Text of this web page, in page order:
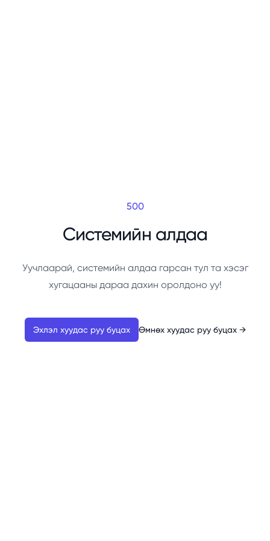
500
Системийн алдаа
Уучлаарай, системийн алдаа гарсан тул та хэсэг
хугацааны дараа дахин оролдоно уу!
Эхлэл хуудас руу буцах Өмнөх хуудас руу буцах →